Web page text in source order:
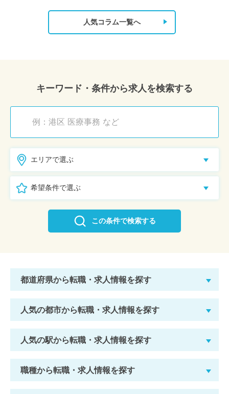
人気コラム一覧へ
キーワード・条件から求人を検索する
エリアで選ぶ
希望条件で選ぶ
この条件で検索する
都道府県から転職・求人情報を探す
人気の都市から転職・求人情報を探す
人気の駅から転職・求人情報を探す
職種から転職・求人情報を探す